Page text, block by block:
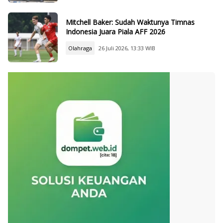
Mitchell Baker: Sudah Waktunya Timnas
Indonesia Juara Piala AFF 2026
Olahraga 26 Juli 2026, 13:33 WIB